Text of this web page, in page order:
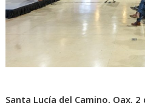
Santa Lucía del Camino, Oax.